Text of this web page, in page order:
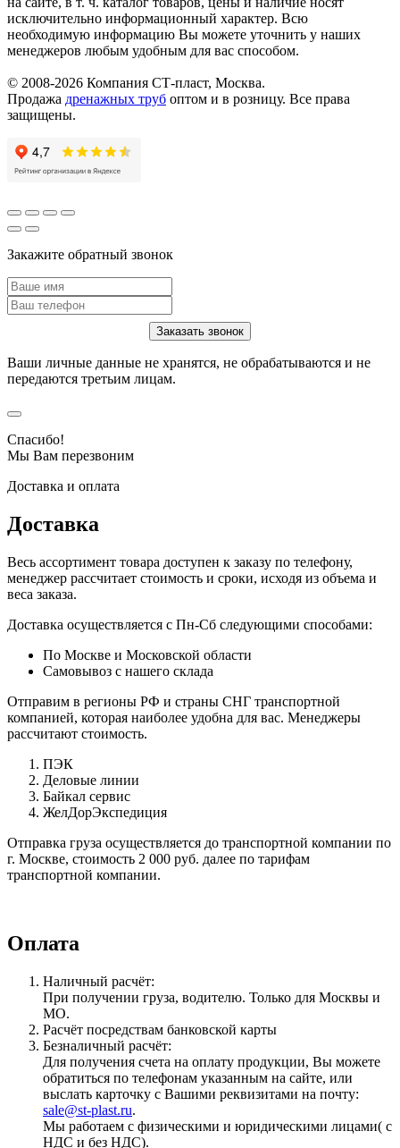
исключительно информационный характер. Всю
необходимую информацию Вы можете уточнить у наших
менеджеров любым удобным для вас способом.
© 2008-2026 Компания СТ-пласт, Москва.
Продажа дренажных труб оптом и в розницу. Все права
защищены.
Закажите обратный звонок
Ваши личные данные не хранятся, не обрабатываются и не
передаются третьим лицам.
Спасибо!
Мы Вам перезвоним
Доставка и оплата
Доставка
Весь ассортимент товара доступен к заказу по телефону,
менеджер рассчитает стоимость и сроки, исходя из объема и
веса заказа.
Доставка осуществляется с Пн-Сб следующими способами:
По Москве и Московской области
Самовывоз с нашего склада
Отправим в регионы РФ и страны СНГ транспортной
компанией, которая наиболее удобна для вас. Менеджеры
рассчитают стоимость.
ПЭК
Деловые линии
Байкал сервис
ЖелДорЭкспедиция
Отправка груза осуществляется до транспортной компании по
г. Москве, стоимость 2 000 руб. далее по тарифам
транспортной компании.
Оплата
Наличный расчёт:
При получении груза, водителю. Только для Москвы и
МО.
Расчёт посредствам банковской карты
Безналичный расчёт:
Для получения счета на оплату продукции, Вы можете
обратиться по телефонам указанным на сайте, или
выслать карточку с Вашими реквизитами на почту:
sale@st-plast.ru.
Мы работаем с физическими и юридическими лицами( с
НДС и без НДС).